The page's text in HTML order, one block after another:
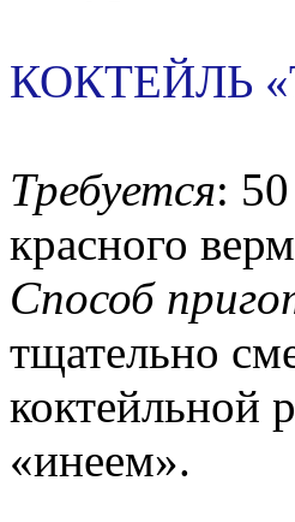
КОКТЕЙЛЬ
Требуется:
красного
Способ
тщательно
коктейльной
«инеем».